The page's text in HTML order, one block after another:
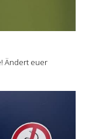
Ändert euer